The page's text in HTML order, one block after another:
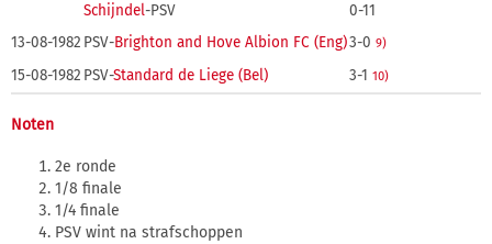
Schijndel-PSV
0-11
13-08-1982 PSV-Brighton and Hove Albion FC (Eng)3-0 9)
15-08-1982 PSV-Standard de Liege (Bel) 3-1 10)
Noten
2e ronde
1/8 finale
1/4 finale
PSV wint na strafschoppen